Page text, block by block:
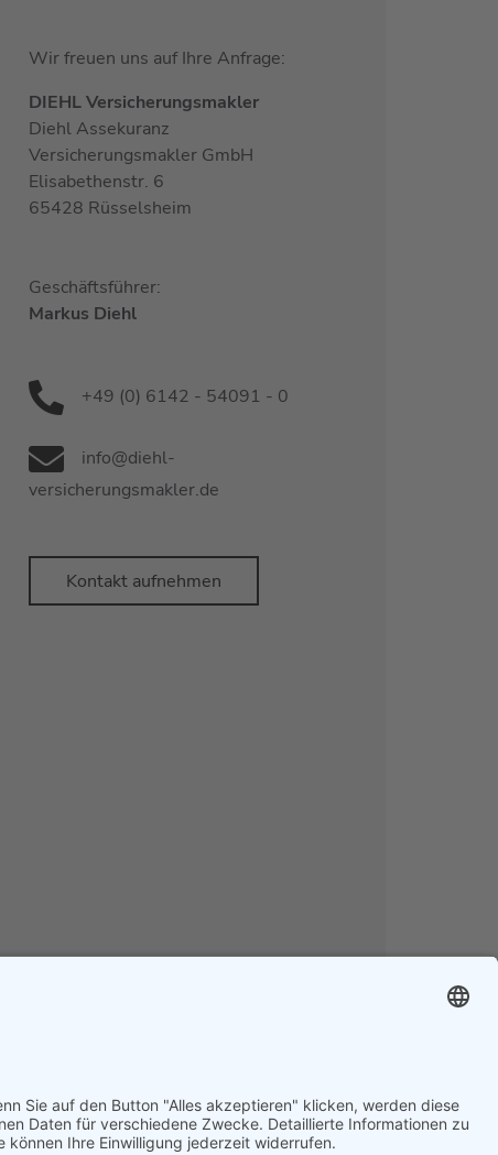
Wir freuen uns auf Ihre Anfrage:
DIEHL Versicherungsmakler
Diehl Assekuranz
Versicherungsmakler GmbH
Elisabethenstr. 6
65428 Rüsselsheim
Geschäftsführer:
Markus Diehl
+49 (0) 6142 - 54091 - 0
info@diehl-
versicherungsmakler.de
Kontakt aufnehmen